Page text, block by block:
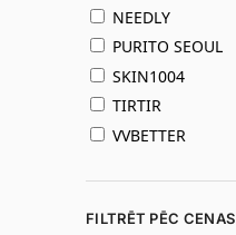
NEEDLY
PURITO SEOUL
SKIN1004
TIRTIR
VVBETTER
FILTRĒT PĒC CENAS